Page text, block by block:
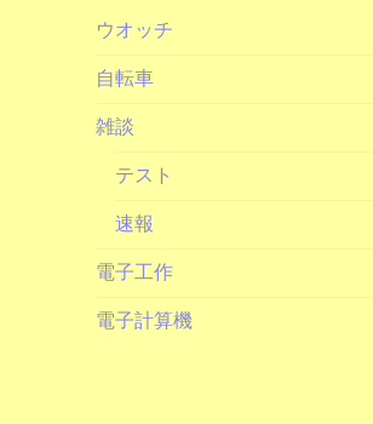
ウオッチ
自転車
雑談
テスト
速報
電子工作
電子計算機